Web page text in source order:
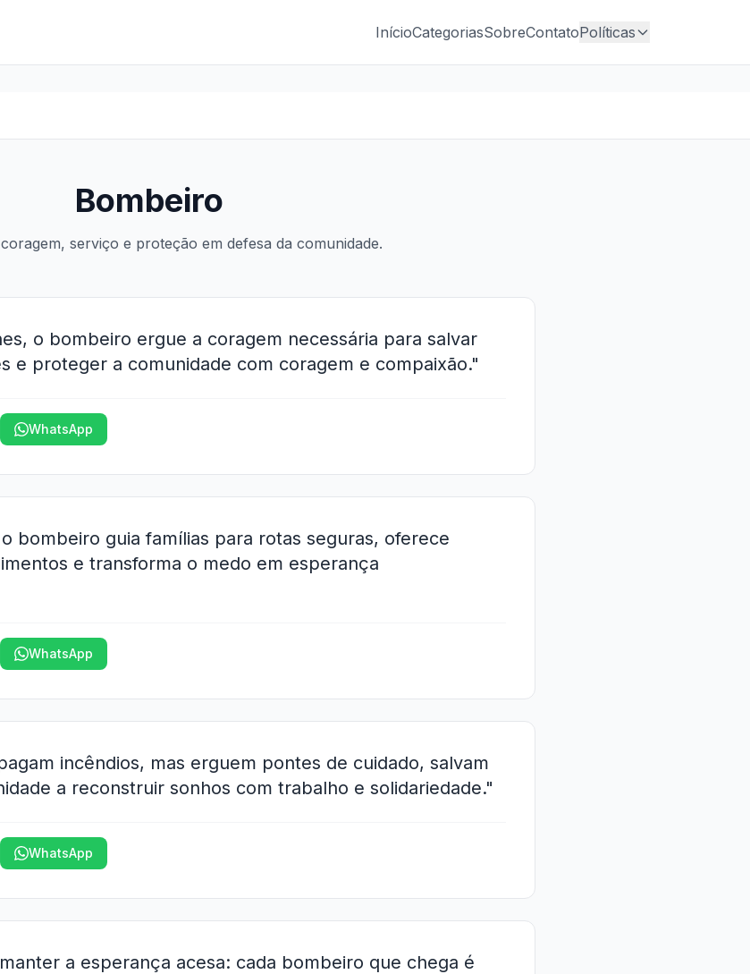
InícioCategoriasSobreContatoPolíticas
Bombeiro
serviço e proteção em defesa da comunidade.
o bombeiro ergue a coragem necessária para salvar
e proteger a comunidade com coragem e compaixão."
WhatsApp
bombeiro guia famílias para rotas seguras, oferece
e transforma o medo em esperança
WhatsApp
incêndios, mas erguem pontes de cuidado, salvam
a reconstruir sonhos com trabalho e solidariedade."
WhatsApp
a esperança acesa: cada bombeiro que chega é